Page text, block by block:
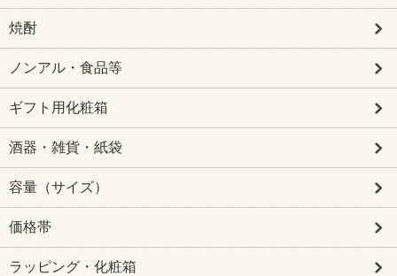
焼酎
ノンアル・食品等
ギフト用化粧箱
酒器・雑貨・紙袋
容量（サイズ）
価格帯
ラッピング・化粧箱